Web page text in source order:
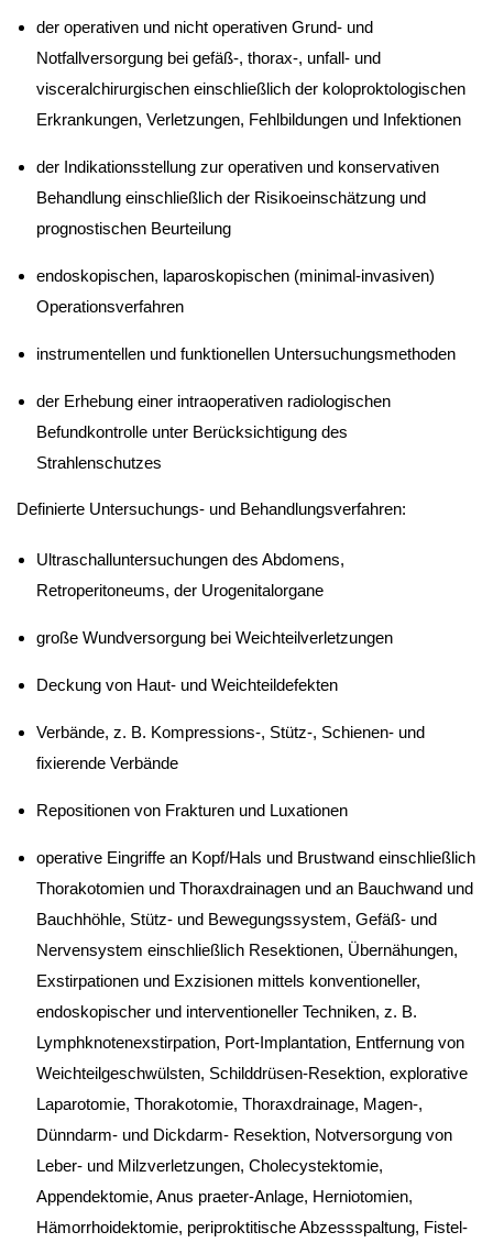
der operativen und nicht operativen Grund- und
Notfallversorgung bei gefäß-, thorax-, unfall- und
visceralchirurgischen einschließlich der koloproktologischen
Erkrankungen, Verletzungen, Fehlbildungen und Infektionen
der Indikationsstellung zur operativen und konservativen
Behandlung einschließlich der Risikoeinschätzung und
prognostischen Beurteilung
endoskopischen, laparoskopischen (minimal-invasiven)
Operationsverfahren
instrumentellen und funktionellen Untersuchungsmethoden
der Erhebung einer intraoperativen radiologischen
Befundkontrolle unter Berücksichtigung des
Strahlenschutzes
Definierte Untersuchungs- und Behandlungsverfahren:
Ultraschalluntersuchungen des Abdomens,
Retroperitoneums, der Urogenitalorgane
große Wundversorgung bei Weichteilverletzungen
Deckung von Haut- und Weichteildefekten
Verbände, z. B. Kompressions-, Stütz-, Schienen- und
fixierende Verbände
Repositionen von Frakturen und Luxationen
operative Eingriffe an Kopf/Hals und Brustwand einschließlich
Thorakotomien und Thoraxdrainagen und an Bauchwand und
Bauchhöhle, Stütz- und Bewegungssystem, Gefäß- und
Nervensystem einschließlich Resektionen, Übernähungen,
Exstirpationen und Exzisionen mittels konventioneller,
endoskopischer und interventioneller Techniken, z. B.
Lymphknotenexstirpation, Port-Implantation, Entfernung von
Weichteilgeschwülsten, Schilddrüsen-Resektion, explorative
Laparotomie, Thorakotomie, Thoraxdrainage, Magen-,
Dünndarm- und Dickdarm- Resektion, Notversorgung von
Leber- und Milzverletzungen, Cholecystektomie,
Appendektomie, Anus praeter-Anlage, Herniotomien,
Hämorrhoidektomie, periproktitische Abzessspaltung, Fistel-